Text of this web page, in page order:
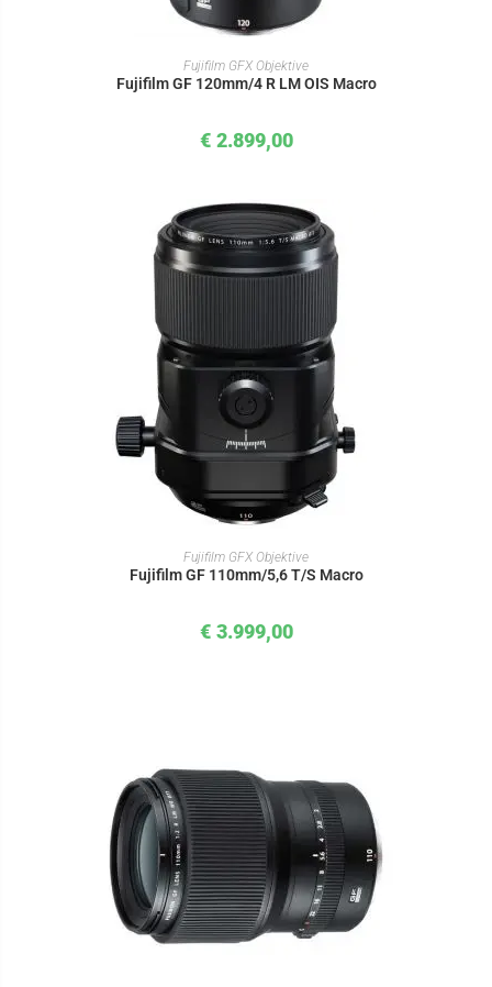
IN DEN WARENKORB
Fujifilm GFX Objektive
Fujifilm GF 120mm/4 R LM OIS Macro
€ 2.899,00
IN DEN WARENKORB
Fujifilm GFX Objektive
Fujifilm GF 110mm/5,6 T/S Macro
€ 3.999,00